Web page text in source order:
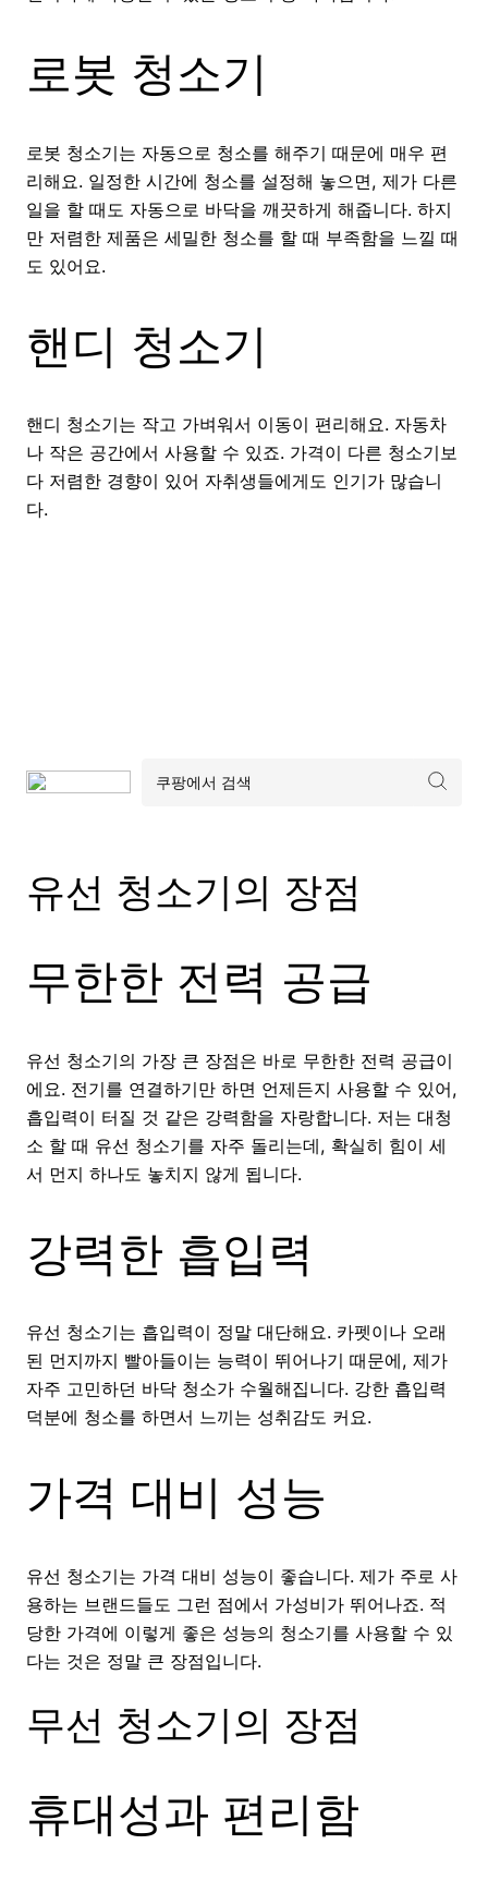
로봇 청소기
로봇 청소기는 자동으로 청소를 해주기 때문에 매우 편
리해요. 일정한 시간에 청소를 설정해 놓으면, 제가 다른
일을 할 때도 자동으로 바닥을 깨끗하게 해줍니다. 하지
만 저렴한 제품은 세밀한 청소를 할 때 부족함을 느낄 때
도 있어요.
핸디 청소기
핸디 청소기는 작고 가벼워서 이동이 편리해요. 자동차
나 작은 공간에서 사용할 수 있죠. 가격이 다른 청소기보
다 저렴한 경향이 있어 자취생들에게도 인기가 많습니
다.
유선 청소기의 장점
무한한 전력 공급
유선 청소기의 가장 큰 장점은 바로 무한한 전력 공급이
에요. 전기를 연결하기만 하면 언제든지 사용할 수 있어,
흡입력이 터질 것 같은 강력함을 자랑합니다. 저는 대청
소 할 때 유선 청소기를 자주 돌리는데, 확실히 힘이 세
서 먼지 하나도 놓치지 않게 됩니다.
강력한 흡입력
유선 청소기는 흡입력이 정말 대단해요. 카펫이나 오래
된 먼지까지 빨아들이는 능력이 뛰어나기 때문에, 제가
자주 고민하던 바닥 청소가 수월해집니다. 강한 흡입력
덕분에 청소를 하면서 느끼는 성취감도 커요.
가격 대비 성능
유선 청소기는 가격 대비 성능이 좋습니다. 제가 주로 사
용하는 브랜드들도 그런 점에서 가성비가 뛰어나죠. 적
당한 가격에 이렇게 좋은 성능의 청소기를 사용할 수 있
다는 것은 정말 큰 장점입니다.
무선 청소기의 장점
휴대성과 편리함